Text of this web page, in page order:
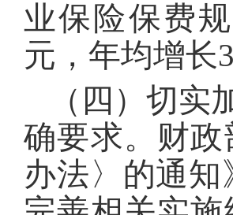
业保险保费
元，年均增长
（四）切
确要求。财
办法〉的通知